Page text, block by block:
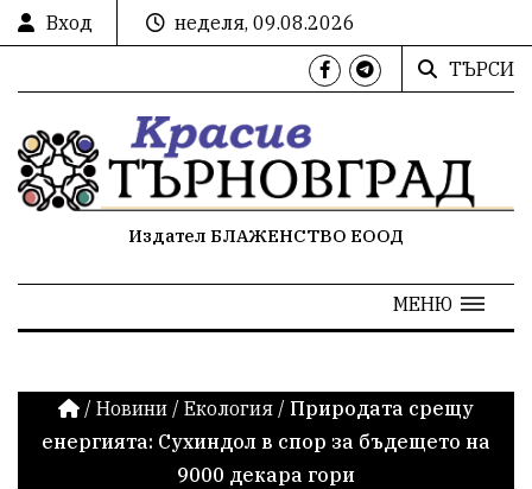
Вход
неделя, 09.08.2026
ТЪРСИ
Издател БЛАЖЕНСТВО ЕООД
МЕНЮ
/ Новини / Екология / Природата срещу
енергията: Сухиндол в спор за бъдещето на
9000 декара гори